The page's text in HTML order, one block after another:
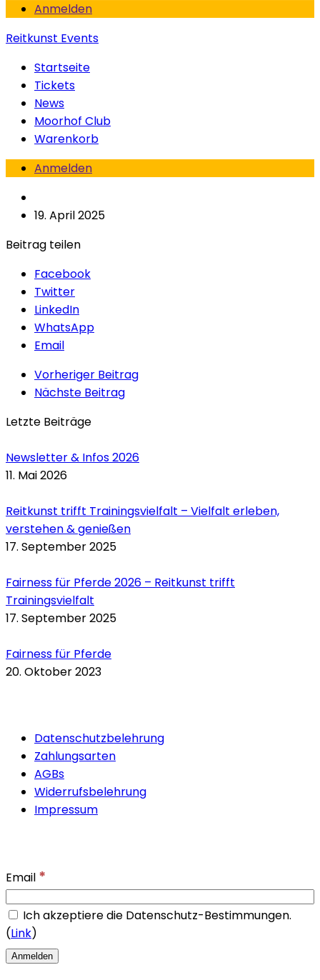
Anmelden
Reitkunst Events
Startseite
Tickets
News
Moorhof Club
Warenkorb
Anmelden
19. April 2025
Beitrag teilen
Facebook
Twitter
LinkedIn
WhatsApp
Email
Vorheriger Beitrag
Nächste Beitrag
Letzte Beiträge
Newsletter & Infos 2026
11. Mai 2026
Reitkunst trifft Trainingsvielfalt – Vielfalt erleben,
verstehen & genießen
17. September 2025
Fairness für Pferde 2026 – Reitkunst trifft
Trainingsvielfalt
17. September 2025
Fairness für Pferde
20. Oktober 2023
Datenschutzbelehrung
Zahlungsarten
AGBs
Widerrufsbelehrung
Impressum
Email *
Ich akzeptiere die Datenschutz-Bestimmungen.
(Link)